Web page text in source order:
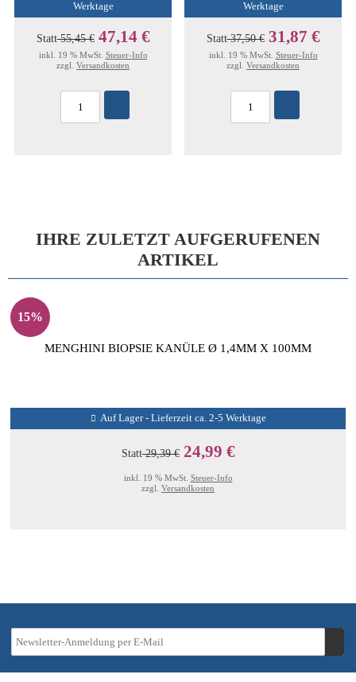
Werktage
Statt55,45 € 47,14 €
inkl. 19 % MwSt. Steuer-Info
zzgl. Versandkosten
Werktage
Statt37,50 € 31,87 €
inkl. 19 % MwSt. Steuer-Info
zzgl. Versandkosten
IHRE ZULETZT AUFGERUFENEN
ARTIKEL
15%
MENGHINI BIOPSIE KANÜLE Ø 1,4MM X 100MM
Auf Lager - Lieferzeit ca. 2-5 Werktage
Statt29,39 € 24,99 €
inkl. 19 % MwSt. Steuer-Info
zzgl. Versandkosten